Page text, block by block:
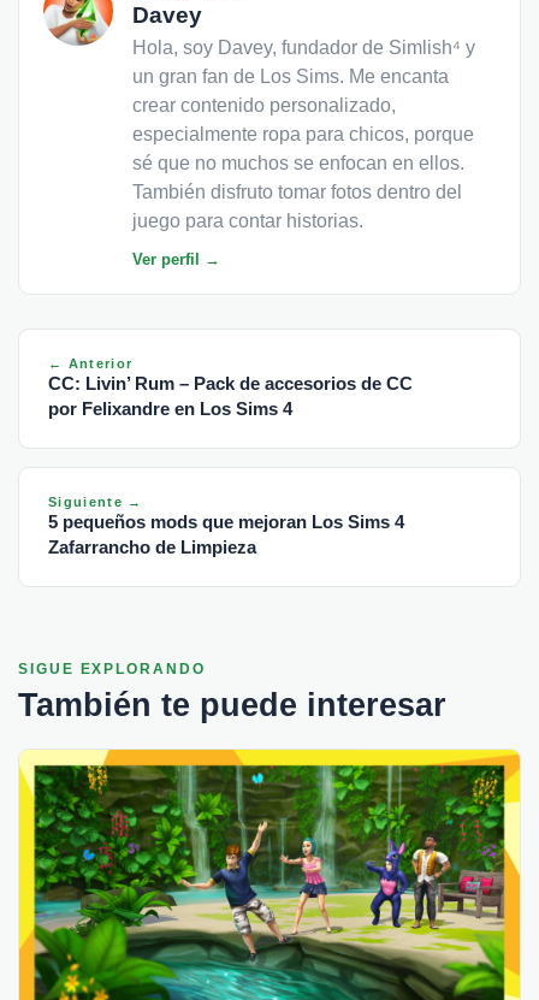
Davey
Hola, soy Davey, fundador de Simlish⁴ y
un gran fan de Los Sims. Me encanta
crear contenido personalizado,
especialmente ropa para chicos, porque
sé que no muchos se enfocan en ellos.
También disfruto tomar fotos dentro del
juego para contar historias.
Ver perfil →
← Anterior
CC: Livin’ Rum – Pack de accesorios de CC
por Felixandre en Los Sims 4
Siguiente →
5 pequeños mods que mejoran Los Sims 4
Zafarrancho de Limpieza
SIGUE EXPLORANDO
También te puede interesar